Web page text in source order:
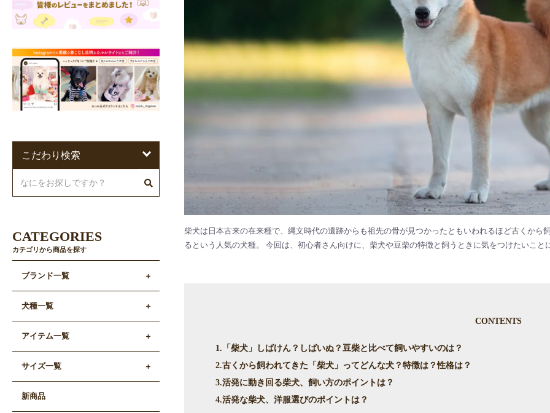
柴犬は日本古来の在来種で、縄文時代の遺跡からも祖先の骨が見つかったともいわれるほど古くか
るという人気の犬種。 今回は、初心者さん向けに、柴犬や豆柴の特徴と飼うときに気をつけたいこと
CONTENTS
1.「柴犬」しばけん？しばいぬ？豆柴と比べて飼いやすいのは？
2.古くから飼われてきた「柴犬」ってどんな犬？特徴は？性格は？
3.活発に動き回る柴犬、飼い方のポイントは？
4.活発な柴犬、洋服選びのポイントは？
こだわり検索
CATEGORIES
カテゴリから商品を探す
ブランド一覧
犬種一覧
アイテム一覧
サイズ一覧
新商品